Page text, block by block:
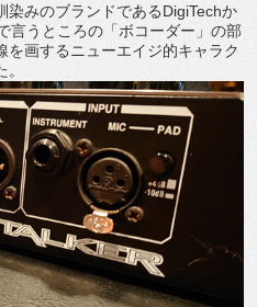
染みのブランドであるDigiTechか
言うところの「ボコーダー」の部
画するニューエイジ的キャラク